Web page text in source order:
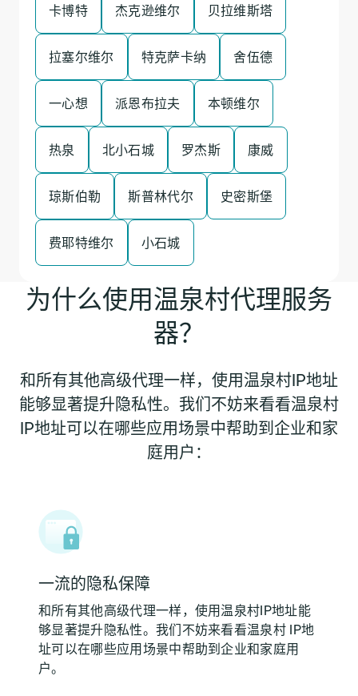
卡博特 杰克逊维尔 贝拉维斯塔
拉塞尔维尔 特克萨卡纳 舍伍德
一心想 派恩布拉夫 本顿维尔
热泉 北小石城 罗杰斯 康威
琼斯伯勒 斯普林代尔 史密斯堡
费耶特维尔 小石城
为什么使用温泉村代理服务
器？
和所有其他高级代理一样，使用温泉村IP地址
能够显著提升隐私性。我们不妨来看看温泉村
IP地址可以在哪些应用场景中帮助到企业和家
庭用户：
一流的隐私保障
和所有其他高级代理一样，使用温泉村IP地址能
够显著提升隐私性。我们不妨来看看温泉村 IP地
址可以在哪些应用场景中帮助到企业和家庭用
户。